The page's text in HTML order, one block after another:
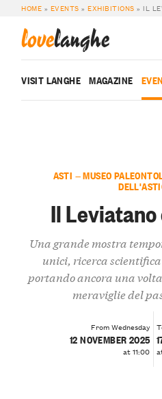
HOME » EVENTS »EXHIBITIONS » IL
lovelanghe
VISIT LANGHE MAGAZINE
ASTI — MUSEO
Il Leviatano
Una grande mostra
unici, ricerca scientifica
portando ancora una
meraviglie del
From Wednesday
12 NOVEMBER 2025
at 11:00